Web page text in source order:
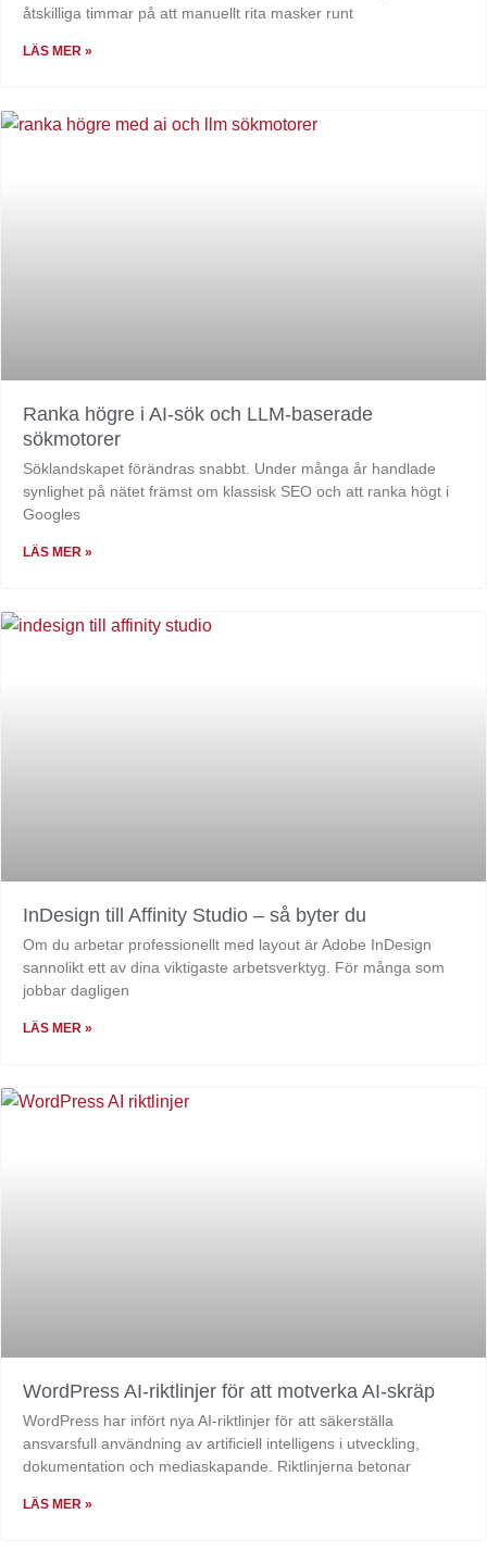
åtskilliga timmar på att manuellt rita masker runt
LÄS MER »
Ranka högre i AI-sök och LLM-baserade
sökmotorer
Söklandskapet förändras snabbt. Under många år handlade
synlighet på nätet främst om klassisk SEO och att ranka högt i
Googles
LÄS MER »
InDesign till Affinity Studio – så byter du
Om du arbetar professionellt med layout är Adobe InDesign
sannolikt ett av dina viktigaste arbetsverktyg. För många som
jobbar dagligen
LÄS MER »
WordPress AI-riktlinjer för att motverka AI-skräp
WordPress har infört nya AI-riktlinjer för att säkerställa
ansvarsfull användning av artificiell intelligens i utveckling,
dokumentation och mediaskapande. Riktlinjerna betonar
LÄS MER »